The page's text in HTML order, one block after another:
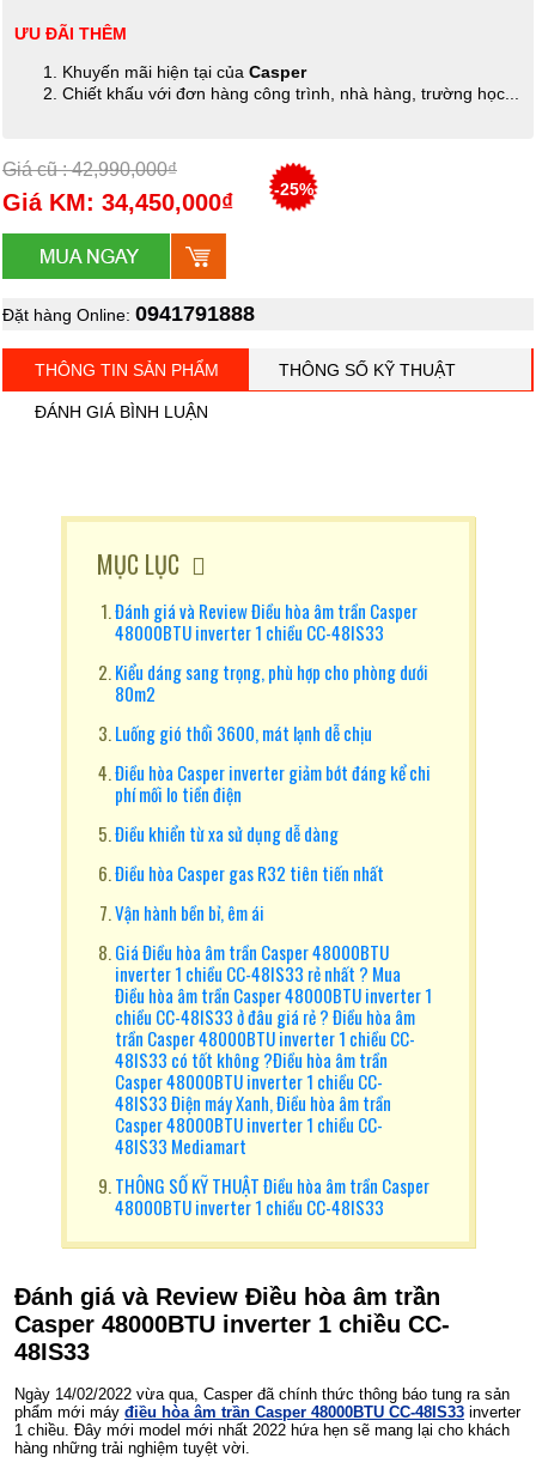
ƯU ĐÃI THÊM
Khuyến mãi hiện tại của Casper
Chiết khấu với đơn hàng công trình, nhà hàng, trường học...
Giá cũ : 42,990,000₫
Giá KM: 34,450,000₫ -25%
Đặt hàng Online: 0941791888
THÔNG TIN SẢN PHẨM THÔNG SỐ KỸ THUẬT
ĐÁNH GIÁ BÌNH LUẬN
MỤC LỤC
Đánh giá và Review Điều hòa âm trần Casper
48000BTU inverter 1 chiều CC-48IS33
Kiểu dáng sang trọng, phù hợp cho phòng dưới
80m2
Luống gió thổi 3600, mát lạnh dễ chịu
Điều hòa Casper inverter giảm bớt đáng kể chi
phí mối lo tiền điện
Điều khiển từ xa sử dụng dễ dàng
Điều hòa Casper gas R32 tiên tiến nhất
Vận hành bền bỉ, êm ái
Giá Điều hòa âm trần Casper 48000BTU
inverter 1 chiều CC-48IS33 rẻ nhất ? Mua
Điều hòa âm trần Casper 48000BTU inverter 1
chiều CC-48IS33 ở đâu giá rẻ ? Điều hòa âm
trần Casper 48000BTU inverter 1 chiều CC-
48IS33 có tốt không ?Điều hòa âm trần
Casper 48000BTU inverter 1 chiều CC-
48IS33 Điện máy Xanh, Điều hòa âm trần
Casper 48000BTU inverter 1 chiều CC-
48IS33 Mediamart
THÔNG SỐ KỸ THUẬT Điều hòa âm trần Casper
48000BTU inverter 1 chiều CC-48IS33
Đánh giá và Review Điều hòa âm trần
Casper 48000BTU inverter 1 chiều CC-
48IS33
Ngày 14/02/2022 vừa qua, Casper đã chính thức thông báo tung ra sản
phẩm mới máy điều hòa âm trần Casper 48000BTU CC-48IS33 inverter
1 chiều. Đây mới model mới nhất 2022 hứa hẹn sẽ mang lại cho khách
hàng những trải nghiệm tuyệt vời.